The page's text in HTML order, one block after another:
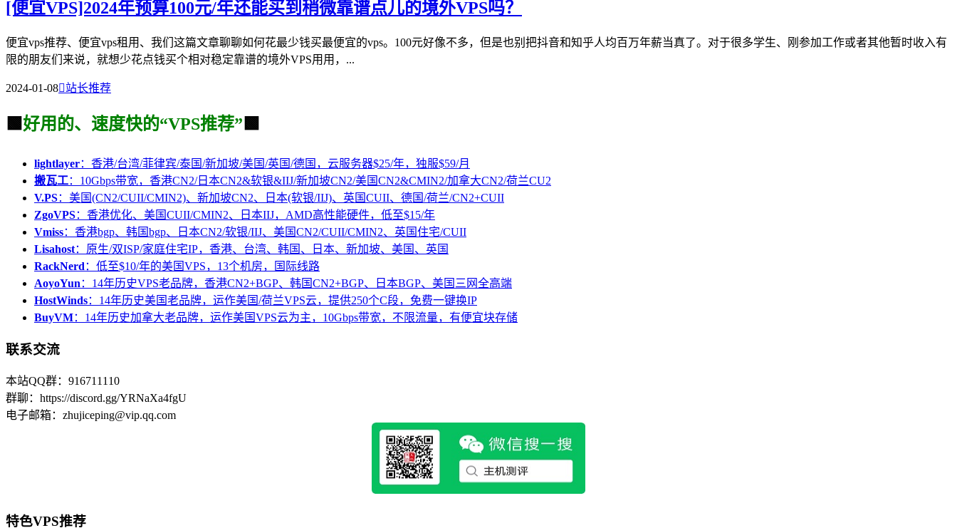
[便宜VPS]2024年预算100元/年还能买到稍微靠谱点儿的境外VPS吗？
便宜vps推荐、便宜vps租用、我们这篇文章聊聊如何花最少钱买最便宜的vps。100元好像不多，但是也别把抖音和知乎人均百万年薪当真了。对于很多学生、刚参加工作或者其他暂时收入有
限的朋友们来说，就想少花点钱买个相对稳定靠谱的境外VPS用用，...
2024-01-08站长推荐
🟩 好用的、速度快的“VPS推荐” 🟩
lightlayer：香港/台湾/菲律宾/泰国/新加坡/美国/英国/德国，云服务器$25/年，独服$59/月
搬瓦工：10Gbps带宽，香港CN2/日本CN2&软银&IIJ/新加坡CN2/美国CN2&CMIN2/加拿大CN2/荷兰CU2
V.PS：美国(CN2/CUII/CMIN2)、新加坡CN2、日本(软银/IIJ)、英国CUII、德国/荷兰/CN2+CUII
ZgoVPS：香港优化、美国CUII/CMIN2、日本IIJ，AMD高性能硬件，低至$15/年
Vmiss：香港bgp、韩国bgp、日本CN2/软银/IIJ、美国CN2/CUII/CMIN2、英国住宅/CUII
Lisahost：原生/双ISP/家庭住宅IP，香港、台湾、韩国、日本、新加坡、美国、英国
RackNerd：低至$10/年的美国VPS，13个机房，国际线路
AoyoYun：14年历史VPS老品牌，香港CN2+BGP、韩国CN2+BGP、日本BGP、美国三网全高端
HostWinds：14年历史美国老品牌，运作美国/荷兰VPS云，提供250个C段，免费一键换IP
BuyVM：14年历史加拿大老品牌，运作美国VPS云为主，10Gbps带宽，不限流量，有便宜块存储
联系交流
本站QQ群：916711110
群聊：https://discord.gg/YRNaXa4fgU
电子邮箱：zhujiceping@vip.qq.com
特色VPS推荐